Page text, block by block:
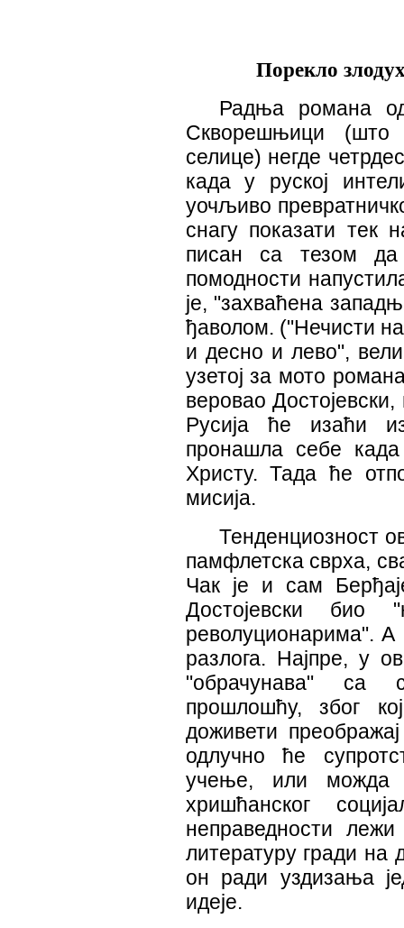
Порекло
Радња романа
Скворешњици (што
селице) негде
када у руској
уочљиво
снагу показати тек
писан са тезом да
помодности
је, "захваћена
ђаволом. ("Нечисти
и десно и лево",
узетој за мото
веровао
Русија ће изаћи
пронашла себе када
Христу. Тада ће
мисија.
Тенденциозност
памфлетска сврха,
Чак је и сам
Достојевски био
револуционарима". А
разлога. Најпре, у
"обрачунава" са
прошлошћу, због
доживети
одлучно ће
учење, или можда
хришћанског
неправедности
литературу гради на
он ради уздизања
идеје.